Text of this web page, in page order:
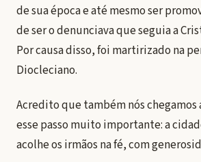
de sua época e até mesmo ser
de ser o denunciava que seguia a
Por causa disso, foi martirizado na
Diocleciano.
Acredito que também nós
esse passo muito importante: a
acolhe os irmãos na fé, com